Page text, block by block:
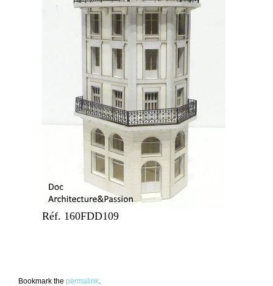
Réf. 160FDD109
Bookmark the permalink.